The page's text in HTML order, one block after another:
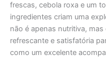
frescas, cebola roxa e um
ingredientes criam uma
não é apenas nutritiva,
refrescante e satisfatória
como um excelente